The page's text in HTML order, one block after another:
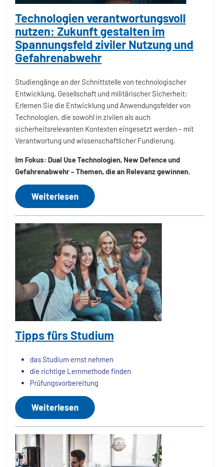
Technologien verantwortungsvoll
nutzen: Zukunft gestalten im
Spannungsfeld ziviler Nutzung und
Gefahrenabwehr
Studiengänge an der Schnittstelle von technologischer
Entwicklung, Gesellschaft und militärischer Sicherheit:
Erlernen Sie die Entwicklung und Anwendungsfelder von
Technologien, die sowohl in zivilen als auch
sicherheitsrelevanten Kontexten eingesetzt werden – mit
Verantwortung und wissenschaftlicher Fundierung.
Im Fokus: Dual Use Technologien, New Defence und
Gefahrenabwehr – Themen, die an Relevanz gewinnen.
Weiterlesen
Tipps fürs Studium
das Studium ernst nehmen
die richtige Lernmethode finden
Prüfungsvorbereitung
Weiterlesen